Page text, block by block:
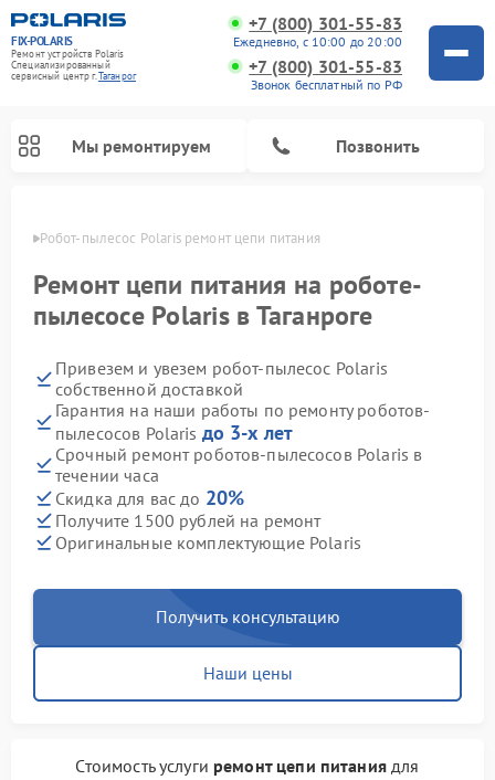
FIX-POLARIS
Ремонт устройств Polaris
Специализированный
cервисный центр г.Таганрог
+7 (800) 301-55-83
Ежедневно, с 10:00 до 20:00
+7 (800) 301-55-83
Звонок бесплатный по РФ
Мы ремонтируем Позвонить
Робот-пылесос Polaris ремонт цепи питания
Ремонт цепи питания на роботе-
пылесосе Polaris в Таганроге
Привезем и увезем робот-пылесос Polaris
собственной доставкой
Гарантия на наши работы по ремонту роботов-
пылесосов Polaris до 3-х лет
Срочный ремонт роботов-пылесосов Polaris в
течении часа
Скидка для вас до 20%
Получите 1500 рублей на ремонт
Оригинальные комплектующие Polaris
Получить консультацию
Наши цены
Стоимость услуги ремонт цепи питаниядля